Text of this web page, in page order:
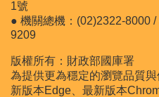
1號
● 機關總機：(02)2322-8000
9209
版權所有：財政部國庫署
為提供更為穩定的瀏覽品質
新版本Edge、最新版本